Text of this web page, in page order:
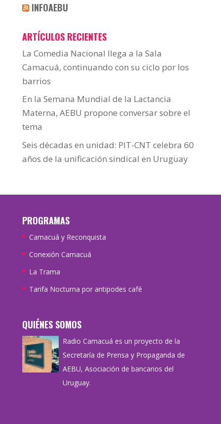
INFOAEBU
ARTÍCULOS RECIENTES
La Comedia Nacional llega a la Sala
Camacuá, continuando con su ciclo por los
barrios
En la Semana Mundial de la Lactancia
Materna, AEBU propone conversar sobre el
tema
Seis décadas en unidad: PIT-CNT celebra 60
años de la unificación sindical en Uruguay
PROGRAMAS
Camacuá y Reconquista
Conexión Camacuá
La Trama
Tarifa Nocturna por antipodes café
QUIÉNES SOMOS
Radio Camacuá es un proyecto de la
Secretaría de Prensa y Propaganda de
AEBU, Asociación de bancarios del
Uruguay.